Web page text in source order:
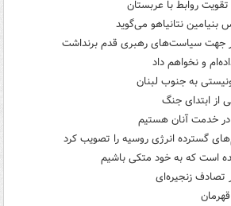
روابط با عربستان
بنیامین نتانیاهو می‌گوید
در جهت سیاست‌های رهبری قدم برنداشت
و نخواهم داد
به جنوب لبنان
در خدمت آنان هستیم
گسترده انرژی روسیه را تصویب کرد
است که به خود متکی باشیم